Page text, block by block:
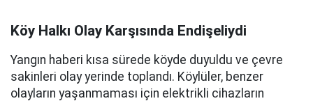
Köy Halkı Olay Karşısında Endişeliydi
Yangın haberi kısa sürede köyde duyuldu ve çevre
sakinleri olay yerinde toplandı. Köylüler, benzer
olayların yaşanmaması için elektrikli cihazların